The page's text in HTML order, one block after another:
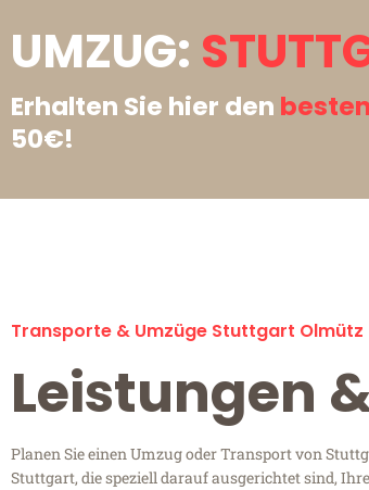
UMZUG:
Erhalten Sie hier den
50€!
Transporte & Umzüge Stuttgart Olmütz
Leistungen
Planen Sie einen Umzug oder Transport von
Stuttgart, die speziell darauf ausgerichtet sind,